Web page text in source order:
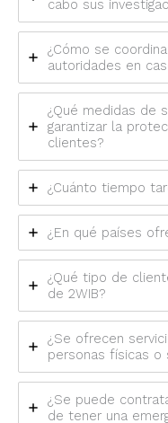
cabo sus
¿Cómo se
autoridades en
¿Qué medidas de
garantizar la
clientes?
¿Cuánto tiempo
¿En qué países
¿Qué tipo de
de 2WIB?
¿Se ofrecen
personas físicas o
¿Se puede
de tener una